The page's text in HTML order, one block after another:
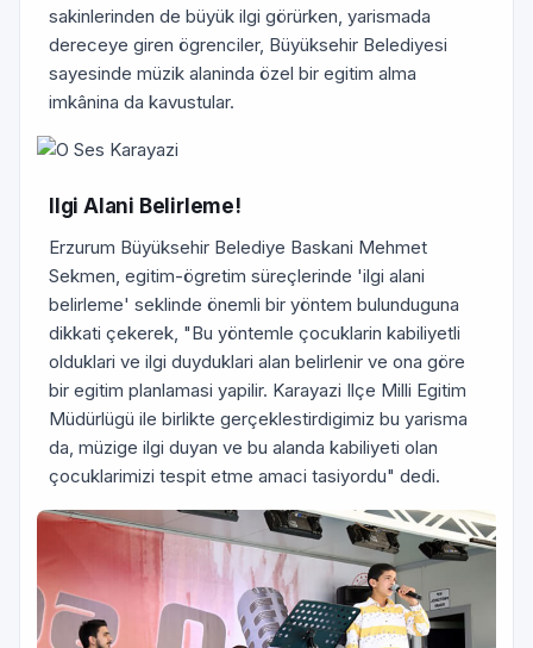
sakinlerinden de büyük ilgi görürken, yarismada
dereceye giren ögrenciler, Büyüksehir Belediyesi
sayesinde müzik alaninda özel bir egitim alma
imkânina da kavustular.
Ilgi Alani Belirleme!
Erzurum Büyüksehir Belediye Baskani Mehmet
Sekmen, egitim-ögretim süreçlerinde 'ilgi alani
belirleme' seklinde önemli bir yöntem bulunduguna
dikkati çekerek, "Bu yöntemle çocuklarin kabiliyetli
olduklari ve ilgi duyduklari alan belirlenir ve ona göre
bir egitim planlamasi yapilir. Karayazi Ilçe Milli Egitim
Müdürlügü ile birlikte gerçeklestirdigimiz bu yarisma
da, müzige ilgi duyan ve bu alanda kabiliyeti olan
çocuklarimizi tespit etme amaci tasiyordu" dedi.